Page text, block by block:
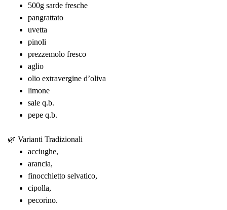
500g sarde fresche
pangrattato
uvetta
pinoli
prezzemolo fresco
aglio
olio extravergine d’oliva
limone
sale q.b.
pepe q.b.
🌿 Varianti Tradizionali
acciughe,
arancia,
finocchietto selvatico,
cipolla,
pecorino.